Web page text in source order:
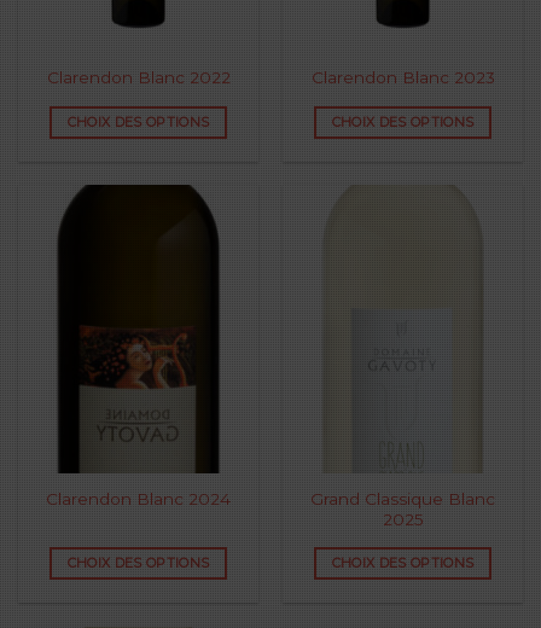
Clarendon Blanc 2022
CHOIX DES OPTIONS
Clarendon Blanc 2023
CHOIX DES OPTIONS
Clarendon Blanc 2024
CHOIX DES OPTIONS
Grand Classique Blanc
2025
CHOIX DES OPTIONS